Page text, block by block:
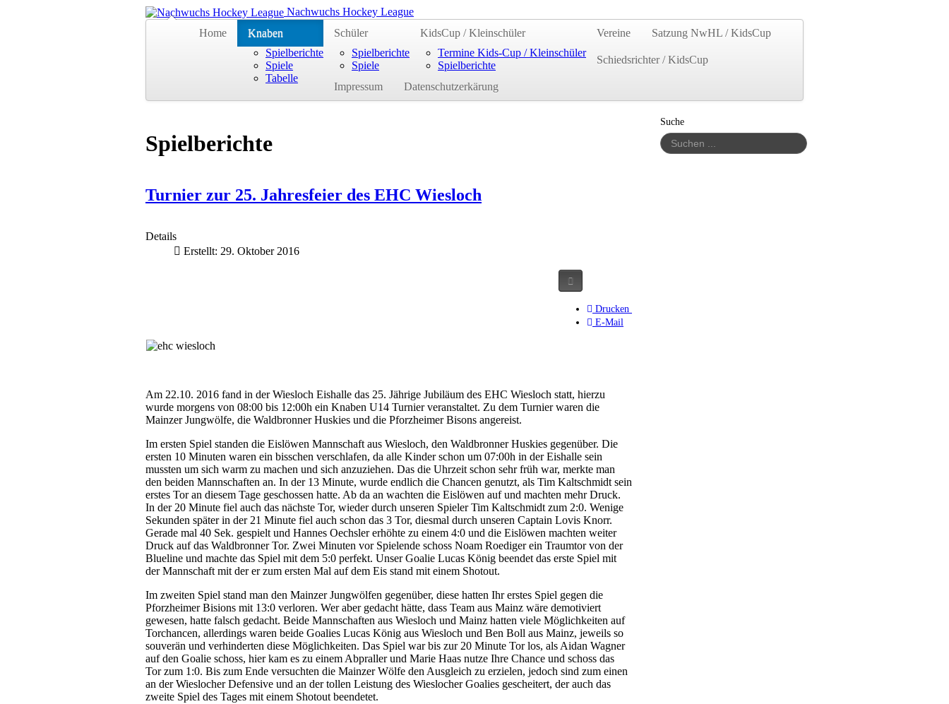
Nachwuchs Hockey League
Home
Knaben
Spielberichte
Spiele
Tabelle
Schüler
Spielberichte
Spiele
KidsCup / Kleinschüler
Termine Kids-Cup / Kleinschüler
Spielberichte
Vereine Satzung NwHL / KidsCup
Schiedsrichter / KidsCup
Impressum Datenschutzerkärung
Spielberichte
Turnier zur 25. Jahresfeier des EHC Wiesloch
Details
Erstellt: 29. Oktober 2016
Drucken
E-Mail
Am 22.10. 2016 fand in der Wiesloch Eishalle das 25. Jährige Jubiläum des EHC Wiesloch statt, hierzu
wurde morgens von 08:00 bis 12:00h ein Knaben U14 Turnier veranstaltet. Zu dem Turnier waren die
Mainzer Jungwölfe, die Waldbronner Huskies und die Pforzheimer Bisons angereist.
Im ersten Spiel standen die Eislöwen Mannschaft aus Wiesloch, den Waldbronner Huskies gegenüber. Die
ersten 10 Minuten waren ein bisschen verschlafen, da alle Kinder schon um 07:00h in der Eishalle sein
mussten um sich warm zu machen und sich anzuziehen. Das die Uhrzeit schon sehr früh war, merkte man
den beiden Mannschaften an. In der 13 Minute, wurde endlich die Chancen genutzt, als Tim Kaltschmidt sein
erstes Tor an diesem Tage geschossen hatte. Ab da an wachten die Eislöwen auf und machten mehr Druck.
In der 20 Minute fiel auch das nächste Tor, wieder durch unseren Spieler Tim Kaltschmidt zum 2:0. Wenige
Sekunden später in der 21 Minute fiel auch schon das 3 Tor, diesmal durch unseren Captain Lovis Knorr.
Gerade mal 40 Sek. gespielt und Hannes Oechsler erhöhte zu einem 4:0 und die Eislöwen machten weiter
Druck auf das Waldbronner Tor. Zwei Minuten vor Spielende schoss Noam Roediger ein Traumtor von der
Blueline und machte das Spiel mit dem 5:0 perfekt. Unser Goalie Lucas König beendet das erste Spiel mit
der Mannschaft mit der er zum ersten Mal auf dem Eis stand mit einem Shotout.
Im zweiten Spiel stand man den Mainzer Jungwölfen gegenüber, diese hatten Ihr erstes Spiel gegen die
Pforzheimer Bisions mit 13:0 verloren. Wer aber gedacht hätte, dass Team aus Mainz wäre demotiviert
gewesen, hatte falsch gedacht. Beide Mannschaften aus Wiesloch und Mainz hatten viele Möglichkeiten auf
Torchancen, allerdings waren beide Goalies Lucas König aus Wiesloch und Ben Boll aus Mainz, jeweils so
souverän und verhinderten diese Möglichkeiten. Das Spiel war bis zur 20 Minute Tor los, als Aidan Wagner
auf den Goalie schoss, hier kam es zu einem Abpraller und Marie Haas nutze Ihre Chance und schoss das
Tor zum 1:0. Bis zum Ende versuchten die Mainzer Wölfe den Ausgleich zu erzielen, jedoch sind zum einen
an der Wieslocher Defensive und an der tollen Leistung des Wieslocher Goalies gescheitert, der auch das
zweite Spiel des Tages mit einem Shotout beendetet.
Suche